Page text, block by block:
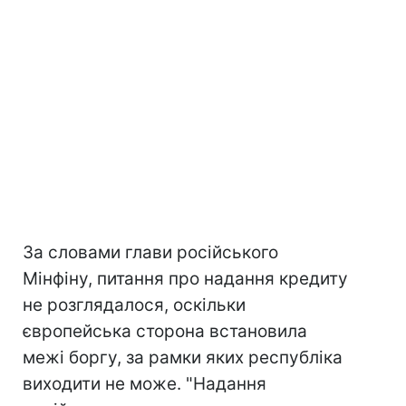
За словами глави російського
Мінфіну, питання про надання кредиту
не розглядалося, оскільки
європейська сторона встановила
межі боргу, за рамки яких республіка
виходити не може. "Надання